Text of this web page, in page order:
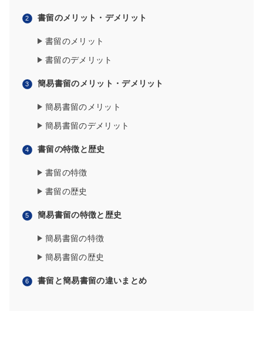
書留のメリット・デメリット
書留のメリット
書留のデメリット
簡易書留のメリット・デメリット
簡易書留のメリット
簡易書留のデメリット
書留の特徴と歴史
書留の特徴
書留の歴史
簡易書留の特徴と歴史
簡易書留の特徴
簡易書留の歴史
書留と簡易書留の違いまとめ